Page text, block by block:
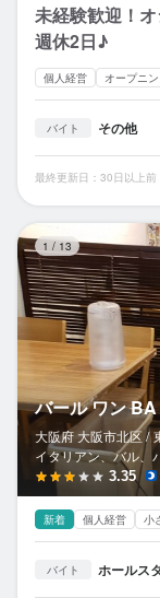
未経験歓迎！
週休2日♪
個人経営 オープニ
バイト その他
最終更新日：30日以上前
1 /13
バール ワン
大阪府 大阪市北区 /
イタリアン、バル、
3.35
新着 個人経営 小
バイト ホールス